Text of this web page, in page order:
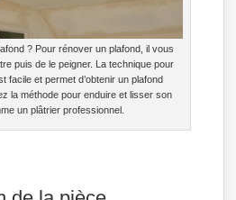
? Pour rénover un plafond, il vous
puis de le peigner. La technique pour
facile et permet d’obtenir un plafond
la méthode pour enduire et lisser son
un plâtrier professionnel.